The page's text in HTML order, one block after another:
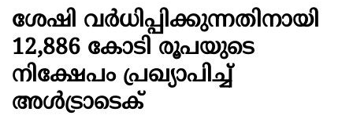
ശേഷി വർധിപ്പിക്കുന്നതിനായി
12,886 കോടി രൂപയുടെ
നിക്ഷേപം പ്രഖ്യാപിച്ച്
അൾട്രാടെക്